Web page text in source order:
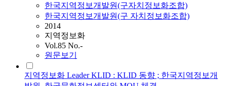
한국지역정보개발원(구자치정보화조합)
한국지역정보개발원(구 자치정보화조합)
2014
지역정보화
Vol.85 No.-
원문보기
지역정보화 Leader KLID : KLID 동향 ; 한국지역정보개